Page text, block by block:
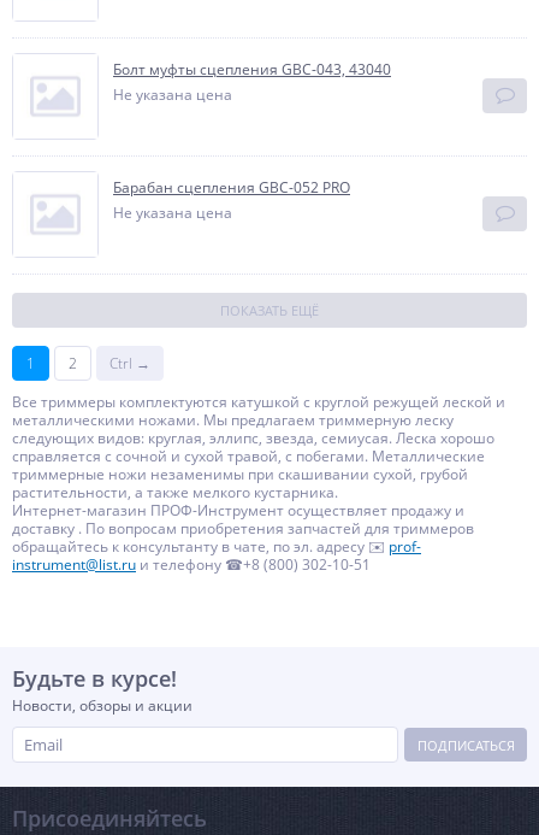
Болт муфты сцепления GBC-043, 43040
Не указана цена
Барабан сцепления GBC-052 PRO
Не указана цена
ПОКАЗАТЬ ЕЩЁ
1 2
Ctrl →
Все триммеры комплектуются катушкой с круглой режущей леской и
металлическими ножами. Мы предлагаем триммерную леску
следующих видов: круглая, эллипс, звезда, семиусая. Леска хорошо
справляется с сочной и сухой травой, с побегами. Металлические
триммерные ножи незаменимы при скашивании сухой, грубой
растительности, а также мелкого кустарника.
Интернет-магазин ПРОФ-Инструмент осуществляет продажу и
доставку . По вопросам приобретения запчастей для триммеров
обращайтесь к консультанту в чате, по эл. адресу ✉️ prof-
instrument@list.ru и телефону ☎+8 (800) 302-10-51
Будьте в курсе!
Новости, обзоры и акции
ПОДПИСАТЬСЯ
Присоединяйтесь